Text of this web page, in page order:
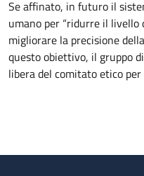
Se affinato, in futuro il
umano per “ridurre il
migliorare la precisione
questo obiettivo, il gruppo
libera del comitato etico